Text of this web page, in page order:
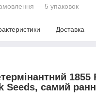
— 5 упаковок
Доставка
1855
Seeds, самий